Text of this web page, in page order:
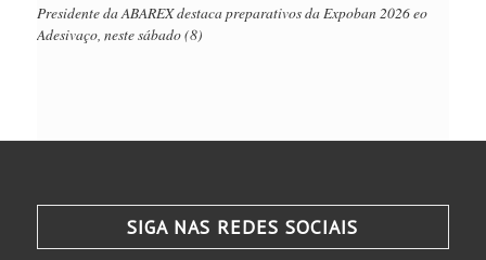
Presidente da ABAREX destaca preparativos da Expoban 2026 eo
Adesivaço, neste sábado (8)
SIGA NAS REDES SOCIAIS